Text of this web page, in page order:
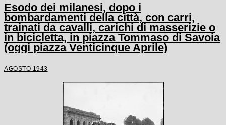
Esodo dei milanesi, dopo i
bombardamenti della città, con carri,
trainati da cavalli, carichi di masserizie o
in bicicletta, in piazza Tommaso di Savoia
(oggi piazza Venticinque Aprile)
AGOSTO 1943